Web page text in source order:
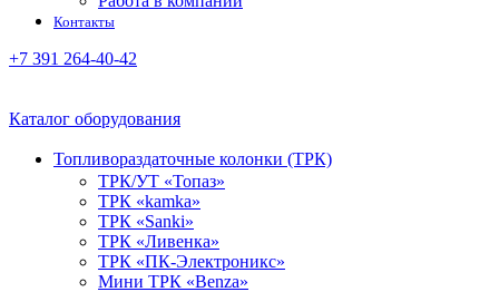
Контакты
+7 391 264-40-42
Каталог оборудования
Топливораздаточные колонки (ТРК)
ТРК/УТ «Топаз»
ТРК «kamka»
ТРК «Sanki»
ТРК «Ливенка»
ТРК «ПК-Электроникс»
Мини ТРК «Benza»